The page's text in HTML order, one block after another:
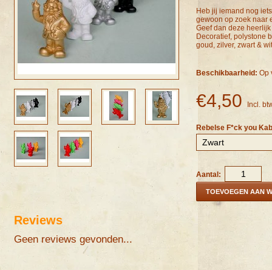
Heb jij iemand nog
gewoon op zoek naar
Geef dan deze
Decoratief, polystone
goud, zilver, zwart &
Beschikbaarheid: Op
€4,50 Incl.
Rebelse F*ck you
Aantal:
TOEVOEGEN AAN
Reviews
Geen reviews gevonden...